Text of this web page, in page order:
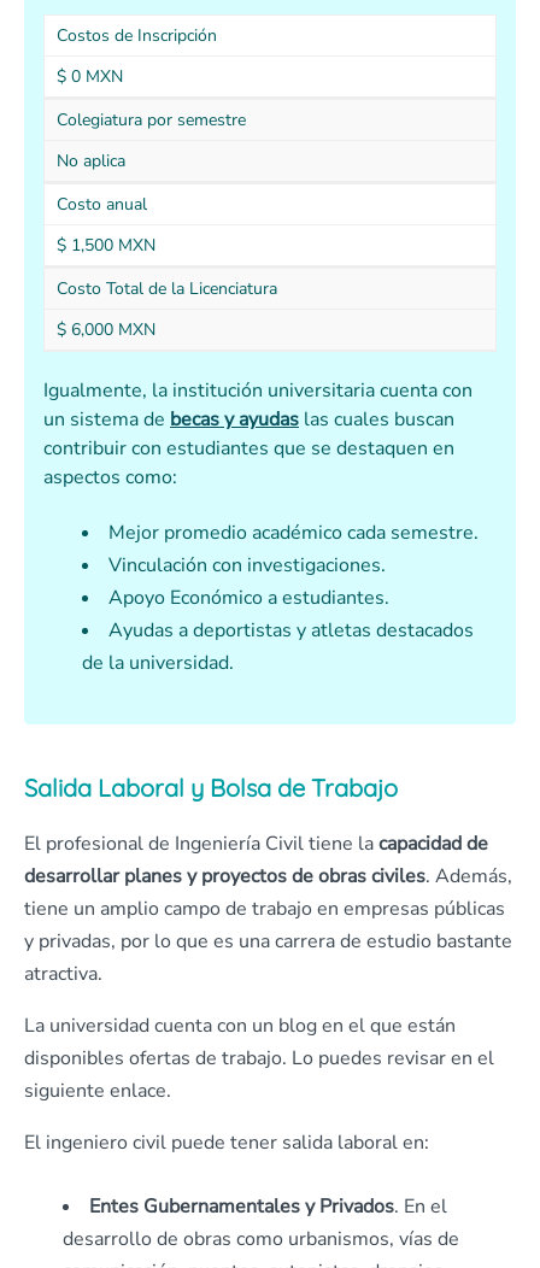
Costos de Inscripción
$ 0 MXN
Colegiatura por semestre
No aplica
Costo anual
$ 1,500 MXN
Costo Total de la Licenciatura
$ 6,000 MXN
Igualmente, la institución universitaria cuenta con
un sistema de becas y ayudas las cuales buscan
contribuir con estudiantes que se destaquen en
aspectos como:
Mejor promedio académico cada semestre.
Vinculación con investigaciones.
Apoyo Económico a estudiantes.
Ayudas a deportistas y atletas destacados
de la universidad.
Salida Laboral y Bolsa de Trabajo
El profesional de Ingeniería Civil tiene lacapacidad de
desarrollar planes y proyectos de obras civiles. Además,
tiene un amplio campo de trabajo en empresas públicas
y privadas, por lo que es una carrera de estudio bastante
atractiva.
La universidad cuenta con un blog en el que están
disponibles ofertas de trabajo. Lo puedes revisar en el
siguiente enlace.
El ingeniero civil puede tener salida laboral en:
Entes Gubernamentales y Privados. En el
desarrollo de obras como urbanismos, vías de